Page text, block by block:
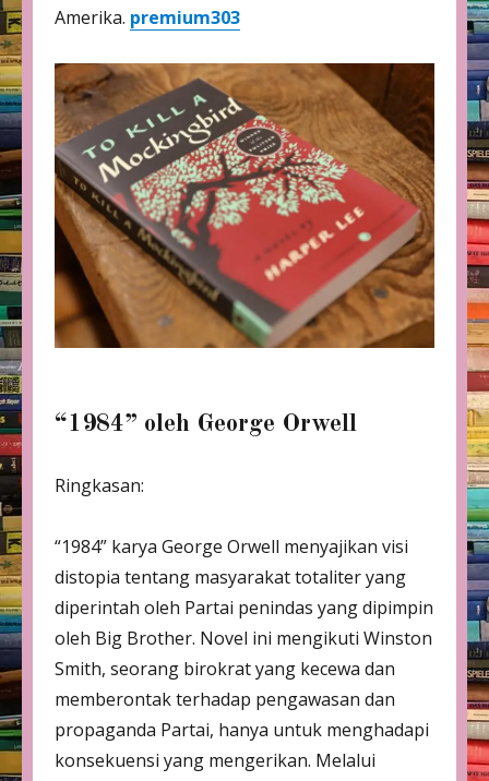
Amerika. premium303
“1984” oleh George Orwell
Ringkasan:
“1984” karya George Orwell menyajikan visi
distopia tentang masyarakat totaliter yang
diperintah oleh Partai penindas yang dipimpin
oleh Big Brother. Novel ini mengikuti Winston
Smith, seorang birokrat yang kecewa dan
memberontak terhadap pengawasan dan
propaganda Partai, hanya untuk menghadapi
konsekuensi yang mengerikan. Melalui